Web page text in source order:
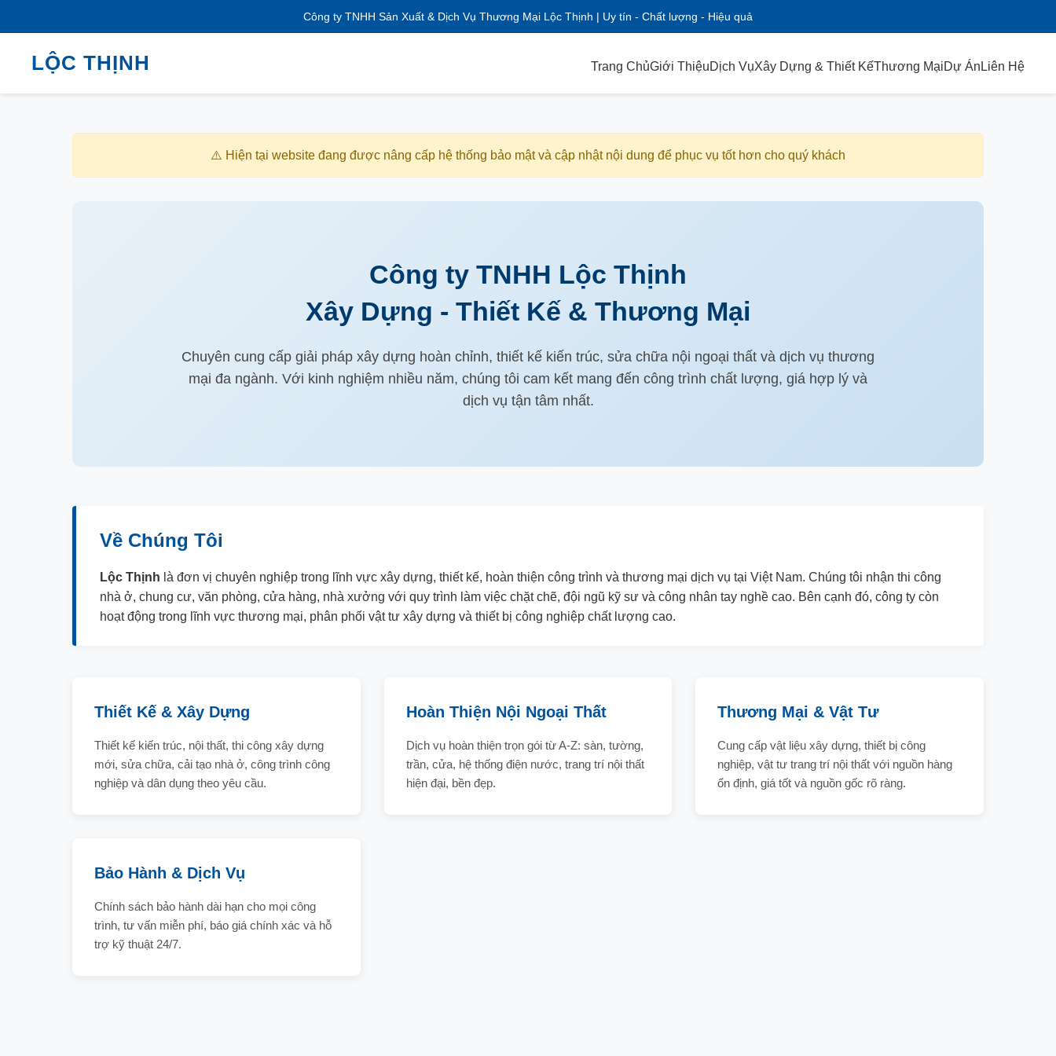
Công ty TNHH Sản Xuất & Dịch Vụ Thương Mại Lộc Thịnh | Uy tín - Chất lượng - Hiệu quả
LỘC THỊNH Trang ChủGiới ThiệuDịch VụXây Dựng & Thiết KếThương MạiDự Án Liên Hệ
⚠️ Hiện tại website đang được nâng cấp hệ thống bảo mật và cập nhật nội dung để phục vụ tốt hơn cho quý khách
Công ty TNHH Lộc Thịnh
Xây Dựng - Thiết Kế & Thương Mại
Chuyên cung cấp giải pháp xây dựng hoàn chỉnh, thiết kế kiến trúc, sửa chữa nội ngoại thất và dịch vụ thương
mại đa ngành. Với kinh nghiệm nhiều năm, chúng tôi cam kết mang đến công trình chất lượng, giá hợp lý và
dịch vụ tận tâm nhất.
Về Chúng Tôi
Lộc Thịnh là đơn vị chuyên nghiệp trong lĩnh vực xây dựng, thiết kế, hoàn thiện công trình và thương mại dịch vụ tại Việt Nam. Chúng tôi nhận thi công
nhà ở, chung cư, văn phòng, cửa hàng, nhà xưởng với quy trình làm việc chặt chẽ, đội ngũ kỹ sư và công nhân tay nghề cao. Bên cạnh đó, công ty còn
hoạt động trong lĩnh vực thương mại, phân phối vật tư xây dựng và thiết bị công nghiệp chất lượng cao.
Thiết Kế & Xây Dựng
Thiết kế kiến trúc, nội thất, thi công xây dựng
mới, sửa chữa, cải tạo nhà ở, công trình công
nghiệp và dân dụng theo yêu cầu.
Hoàn Thiện Nội Ngoại Thất
Dịch vụ hoàn thiện trọn gói từ A-Z: sàn, tường,
trần, cửa, hệ thống điện nước, trang trí nội thất
hiện đại, bền đẹp.
Thương Mại & Vật Tư
Cung cấp vật liệu xây dựng, thiết bị công
nghiệp, vật tư trang trí nội thất với nguồn hàng
ổn định, giá tốt và nguồn gốc rõ ràng.
Bảo Hành & Dịch Vụ
Chính sách bảo hành dài hạn cho mọi công
trình, tư vấn miễn phí, báo giá chính xác và hỗ
trợ kỹ thuật 24/7.